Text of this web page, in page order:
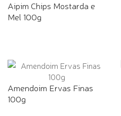
Aipim Chips Mostarda e
Mel 100g
Amendoim Ervas Finas
100g